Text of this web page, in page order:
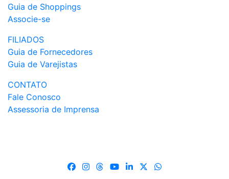
Guia de Shoppings
Associe-se
FILIADOS
Guia de Fornecedores
Guia de Varejistas
CONTATO
Fale Conosco
Assessoria de Imprensa